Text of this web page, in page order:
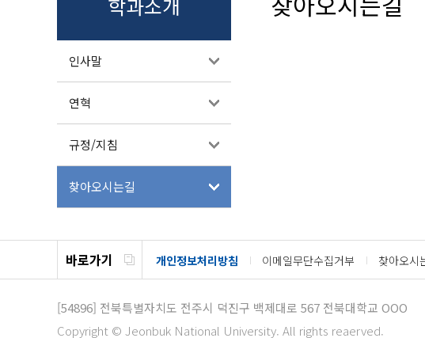
인사말
연혁
규정/지침
찾아오시는길
바로가기 개인정보처리방침 이메일무단수집거부 찾아오시
[54896] 전북특별자치도 전주시 덕진구 백제대로 567 전북대학교 OOO
Copyright © Jeonbuk National University. All rights reaerved.